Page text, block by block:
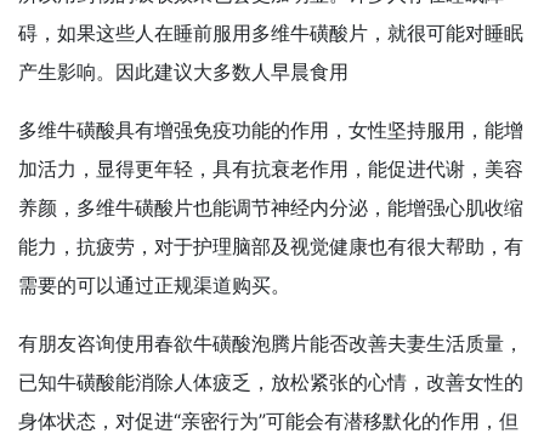
碍，如果这些人在睡前服用多维牛磺酸片，就很可能对睡眠
产生影响。因此建议大多数人早晨食用
多维牛磺酸具有增强免疫功能的作用，女性坚持服用，能增
加活力，显得更年轻，具有抗衰老作用，能促进代谢，美容
养颜，多维牛磺酸片也能调节神经内分泌，能增强心肌收缩
能力，抗疲劳，对于护理脑部及视觉健康也有很大帮助，有
需要的可以通过正规渠道购买。
有朋友咨询使用春欲牛磺酸泡腾片能否改善夫妻生活质量，
已知牛磺酸能消除人体疲乏，放松紧张的心情，改善女性的
身体状态，对促进“亲密行为”可能会有潜移默化的作用，但